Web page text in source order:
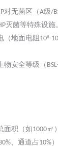
对无菌区（A级/B
灭菌等特殊设施
（地面电阻 10⁶-10
物安全等级（
面积（如1000㎡
、通道占10%